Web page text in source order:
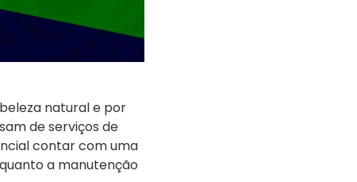
natural e por
de serviços de
contar com uma
a manutenção